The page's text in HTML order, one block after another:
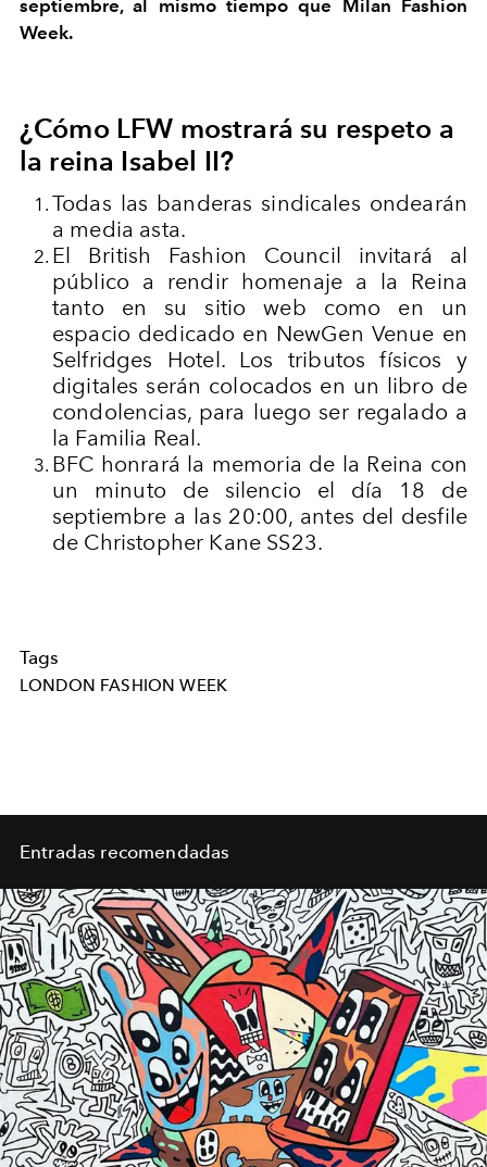
septiembre, al mismo tiempo que Milan Fashion
Week.
¿Cómo LFW mostrará su respeto a
la reina Isabel II?
Todas las banderas sindicales ondearán
a media asta.
El British Fashion Council invitará al
público a rendir homenaje a la Reina
tanto en su sitio web como en un
espacio dedicado en NewGen Venue en
Selfridges Hotel. Los tributos físicos y
digitales serán colocados en un libro de
condolencias, para luego ser regalado a
la Familia Real.
BFC honrará la memoria de la Reina con
un minuto de silencio el día 18 de
septiembre a las 20:00, antes del desfile
de Christopher Kane SS23.
Tags
LONDON FASHION WEEK
Entradas recomendadas